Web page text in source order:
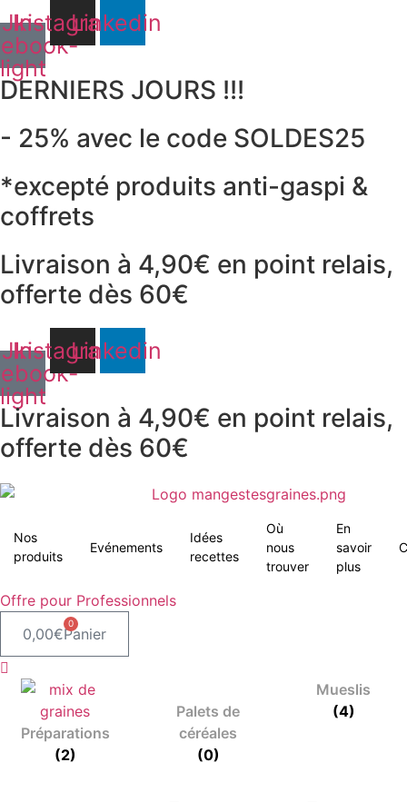
Aller
au
contenu
Jki-
light
Instagram
Linkedin
DERNIERS JOURS !!!
- 25% avec le code SOLDES25
*excepté produits anti-gaspi &
coffrets
Livraison à 4,90€ en point relais,
offerte dès 60€
Jki-
light
Instagram
Linkedin
Livraison à 4,90€ en point relais,
offerte dès 60€
Nos
produits
Evénements
Idées
recettes
Où
nous
trouver
En
savoir
plus
Offre pour Professionnels
0,00€
0
Panier
Préparations
(2)
Palets de
céréales
(0)
Mueslis
(4)